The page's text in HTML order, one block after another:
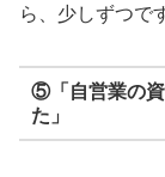
ら、少しずつで
⑤「自営業の資
た」